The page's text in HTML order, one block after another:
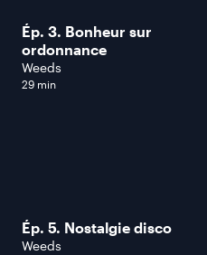
Ép. 3. Bonheur sur
ordonnance
Weeds
29 min
Ép. 5. Nostalgie disco
Weeds